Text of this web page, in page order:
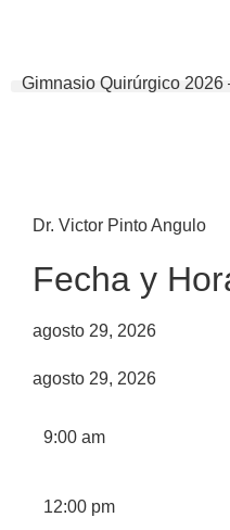
Gimnasio Quirúrgico 2026
Dr. Victor Pinto Angulo
Fecha y
agosto 29, 2026
agosto 29, 2026
9:00 am
12:00 pm